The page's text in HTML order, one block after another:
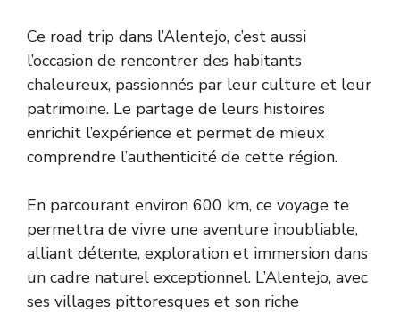
Ce road trip dans l’Alentejo, c’est aussi
l’occasion de rencontrer des habitants
chaleureux, passionnés par leur culture et leur
patrimoine. Le partage de leurs histoires
enrichit l’expérience et permet de mieux
comprendre l’authenticité de cette région.
En parcourant environ 600 km, ce voyage te
permettra de vivre une aventure inoubliable,
alliant détente, exploration et immersion dans
un cadre naturel exceptionnel. L’Alentejo, avec
ses villages pittoresques et son riche